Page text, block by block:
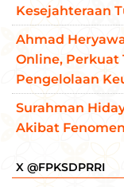
Kesejahteraan
Ahmad
Online, Perkuat
Pengelolaan
Surahman
Akibat
X @FPKSDPRRI